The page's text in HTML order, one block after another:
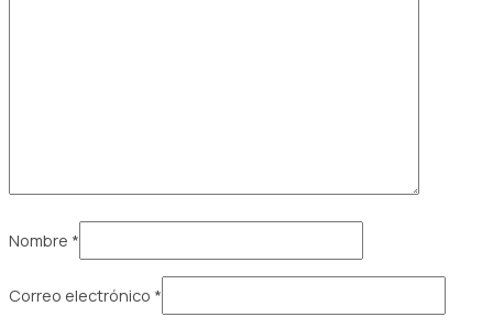
Nombre *
Correo electrónico *